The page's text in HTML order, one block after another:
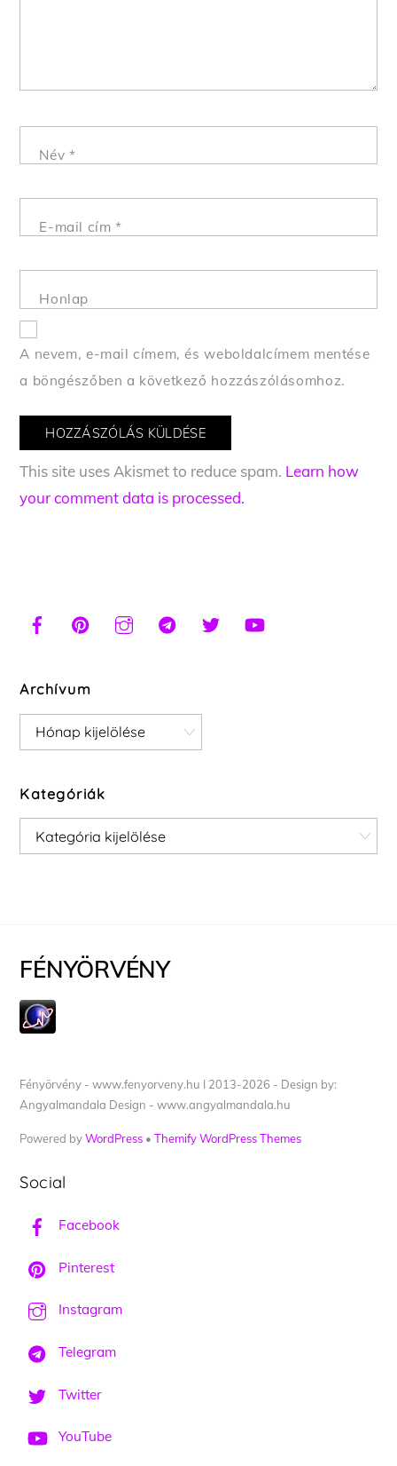
Név *
E-mail cím*
Honlap
A nevem, e-mail címem, és weboldalcímem mentése
a böngészőben a következő hozzászólásomhoz.
This site uses Akismet to reduce spam. Learn how
your comment data is processed.
Archívum
Archívum
Kategóriák
Kategóriák
FÉNYÖRVÉNY
Fényörvény - www.fenyorveny.hu I 2013-2026 - Design by:
Angyalmandala Design - www.angyalmandala.hu
Powered byWordPress •Themify WordPress Themes
Social
Facebook
Pinterest
Instagram
Telegram
Twitter
YouTube